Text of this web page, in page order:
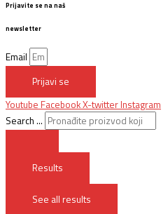
Prijavite se na naš
newsletter
Email
Prijavi se
Youtube FacebookX-twitter Instagram
Search ...
Results
See all results